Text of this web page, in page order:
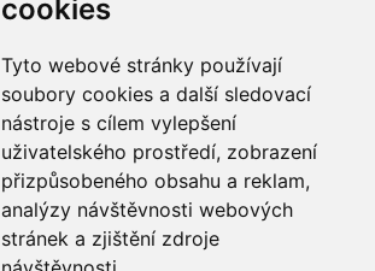
cookies
Tyto webové stránky používají
soubory cookies a další sledovací
nástroje s cílem vylepšení
uživatelského prostředí, zobrazení
přizpůsobeného obsahu a reklam,
analýzy návštěvnosti webových
stránek a zjištění zdroje